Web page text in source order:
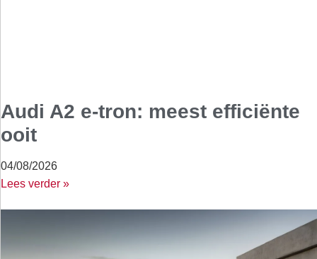
Audi A2 e-tron: meest efficiënte
ooit
04/08/2026
Lees verder »